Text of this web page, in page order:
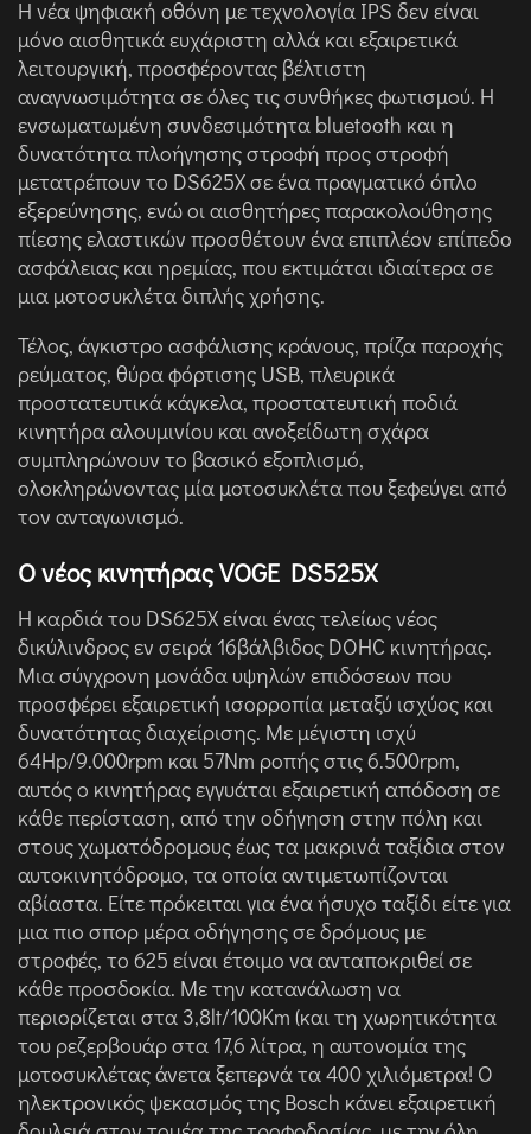
Η νέα ψηφιακή οθόνη με τεχνολογία IPS δεν είναι
μόνο αισθητικά ευχάριστη αλλά και εξαιρετικά
λειτουργική, προσφέροντας βέλτιστη
αναγνωσιμότητα σε όλες τις συνθήκες φωτισμού. Η
ενσωματωμένη συνδεσιμότητα bluetooth και η
δυνατότητα πλοήγησης στροφή προς στροφή
μετατρέπουν το DS625X σε ένα πραγματικό όπλο
εξερεύνησης, ενώ οι αισθητήρες παρακολούθησης
πίεσης ελαστικών προσθέτουν ένα επιπλέον επίπεδο
ασφάλειας και ηρεμίας, που εκτιμάται ιδιαίτερα σε
μια μοτοσυκλέτα διπλής χρήσης.
Τέλος, άγκιστρο ασφάλισης κράνους, πρίζα παροχής
ρεύματος, θύρα φόρτισης USB, πλευρικά
προστατευτικά κάγκελα, προστατευτική ποδιά
κινητήρα αλουμινίου και ανοξείδωτη σχάρα
συμπληρώνουν το βασικό εξοπλισμό,
ολοκληρώνοντας μία μοτοσυκλέτα που ξεφεύγει από
τον ανταγωνισμό.
Ο νέος κινητήρας VOGE DS525X
Η καρδιά του DS625X είναι ένας τελείως νέος
δικύλινδρος εν σειρά 16βάλβιδος DOHC κινητήρας.
Μια σύγχρονη μονάδα υψηλών επιδόσεων που
προσφέρει εξαιρετική ισορροπία μεταξύ ισχύος και
δυνατότητας διαχείρισης. Με μέγιστη ισχύ
64Ηp/9.000rpm και 57Nm ροπής στις 6.500rpm,
αυτός ο κινητήρας εγγυάται εξαιρετική απόδοση σε
κάθε περίσταση, από την οδήγηση στην πόλη και
στους χωματόδρομους έως τα μακρινά ταξίδια στον
αυτοκινητόδρομο, τα οποία αντιμετωπίζονται
αβίαστα. Είτε πρόκειται για ένα ήσυχο ταξίδι είτε για
μια πιο σπορ μέρα οδήγησης σε δρόμους με
στροφές, το 625 είναι έτοιμο να ανταποκριθεί σε
κάθε προσδοκία. Με την κατανάλωση να
περιορίζεται στα 3,8lt/100Km (και τη χωρητικότητα
του ρεζερβουάρ στα 17,6 λίτρα, η αυτονομία της
μοτοσυκλέτας άνετα ξεπερνά τα 400 χιλιόμετρα! O
ηλεκτρονικός ψεκασμός της Bosch κάνει εξαιρετική